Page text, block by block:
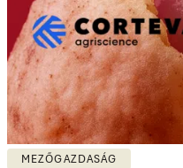
MEZŐGAZDASÁG